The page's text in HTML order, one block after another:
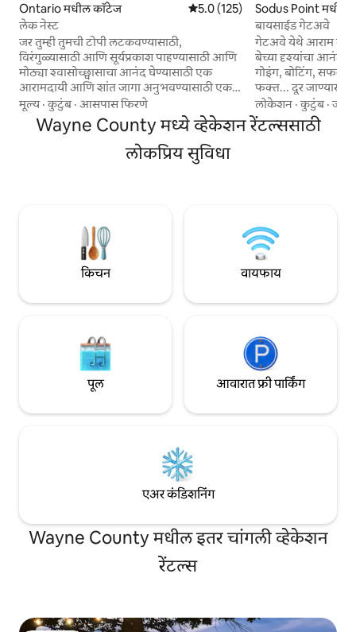
Ontario मधील कॉटेज 5 पैकी 5.0 सरासरी रेटिंग, 125 रिव्ह्यूज
5.0 (125)
लेक नेस्ट
जर तुम्ही तुमची टोपी लटकवण्यासाठी,
विरंगुळ्यासाठी आणि सूर्यप्रकाश पाहण्यासाठी आणि
मोठ्या श्वासोच्छ्वासाचा आनंद घेण्यासाठी एक
आरामदायी आणि शांत जागा अनुभवण्यासाठी एक
सुंदर रिट्रीट शोधत असाल तर - लेक नेस्ट
तुमच्यासाठी आहे! रोचेस्टरपासून काही मिनिटांच्या
अंतरावर आणि दुकाने, स्टोअर्स आणि रेस्टॉरंट्सच्या
जवळ - हे कंट्री कॉटेज सुंदर लेक ऑन्टारियोचा
आनंद घेण्यासाठी योग्य ठिकाण आहे. सर्व आधुनिक
मूल्य·कुटुंब· आसपास फिरणे
Sodus Point मधील
बायसाईड गेटअवे
गेटअवे येथे आराम करा,
बेच्या दृश्यांचा आनंद
गोइंग, बोटिंग,
फक्त... दूर
गोल्फ क्लबला लागून.
चिमनी ब्लफ स्टेट
आणि खाजगी
लोकेशन ·कुटुंब·
Wayne County मध्ये व्हेकेशन रेंटल्ससाठी
लोकप्रिय सुविधा
किचन वायफाय
पूल आवारात फ्री पार्किंग
एअर कंडिशनिंग
Wayne County मधील इतर चांगली व्हेकेशन
रेंटल्स